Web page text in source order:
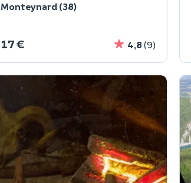
Monteynard (38)
17 € 4,8 (9)